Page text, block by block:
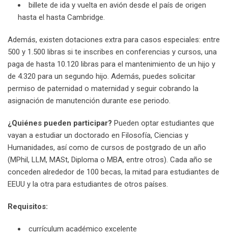
billete de ida y vuelta en avión desde el país de origen
hasta el hasta Cambridge.
Además, existen dotaciones extra para casos especiales: entre
500 y 1.500 libras si te inscribes en conferencias y cursos, una
paga de hasta 10.120 libras para el mantenimiento de un hijo y
de 4.320 para un segundo hijo. Además, puedes solicitar
permiso de paternidad o maternidad y seguir cobrando la
asignación de manutención durante ese periodo.
¿Quiénes pueden participar? Pueden optar estudiantes que
vayan a estudiar un doctorado en Filosofía, Ciencias y
Humanidades, así como de cursos de postgrado de un año
(MPhil, LLM, MASt, Diploma o MBA, entre otros). Cada año se
conceden alrededor de 100 becas, la mitad para estudiantes de
EEUU y la otra para estudiantes de otros países.
Requisitos:
currículum académico excelente